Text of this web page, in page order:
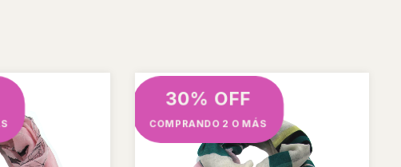
30% OFF
COMPRANDO 2 O MÁS